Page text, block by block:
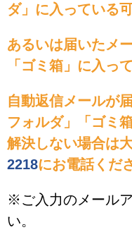
ダ」に入っている
あるいは届いたメ
「ゴミ箱」に入っ
自動返信メールが
フォルダ」「ゴミ
解決しない場合は
2218にお電話くだ
※ご入力のメール
い。